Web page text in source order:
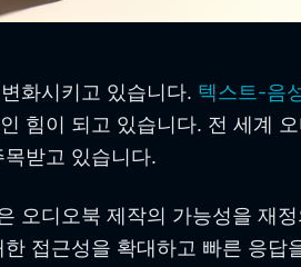
화시키고 있습니다. 텍스트-음
힘이 되고 있습니다. 전 세계
받고 있습니다.
오디오북 제작의 가능성을 재
접근성을 확대하고 빠른 응